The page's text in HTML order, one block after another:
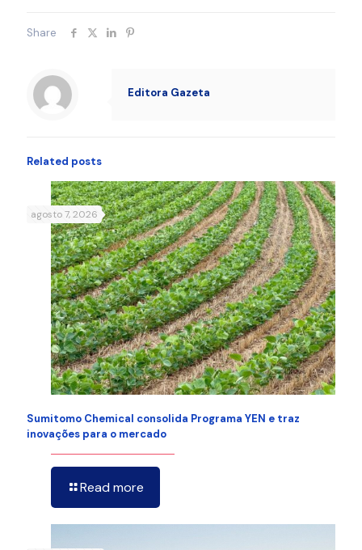
Share
Editora Gazeta
Related posts
agosto 7, 2026
Sumitomo Chemical consolida Programa YEN e traz
inovações para o mercado
Read more